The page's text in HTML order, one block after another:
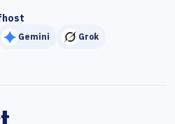
Gemini Grok